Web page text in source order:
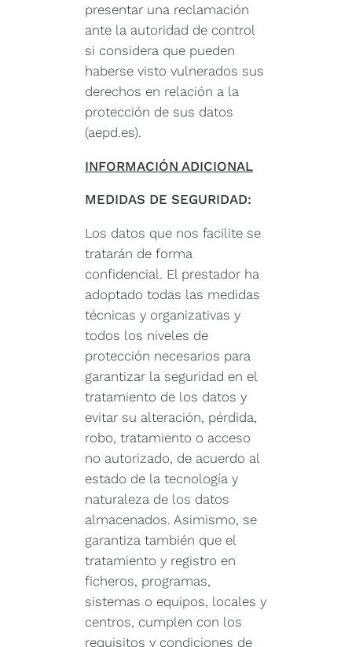
presentar una reclamación
ante la autoridad de control
si considera que pueden
haberse visto vulnerados sus
derechos en relación a la
protección de sus datos
(aepd.es).
INFORMACIÓN ADICIONAL
MEDIDAS DE SEGURIDAD:
Los datos que nos facilite se
tratarán de forma
confidencial. El prestador ha
adoptado todas las medidas
técnicas y organizativas y
todos los niveles de
protección necesarios para
garantizar la seguridad en el
tratamiento de los datos y
evitar su alteración, pérdida,
robo, tratamiento o acceso
no autorizado, de acuerdo al
estado de la tecnología y
naturaleza de los datos
almacenados. Asimismo, se
garantiza también que el
tratamiento y registro en
ficheros, programas,
sistemas o equipos, locales y
centros, cumplen con los
requisitos y condiciones de